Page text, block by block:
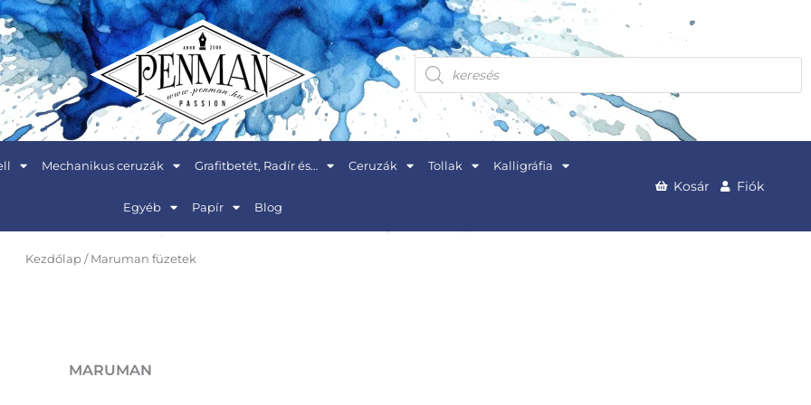
Products
search
Mechanikus ceruzák Grafitbetét, Radír és… Ceruzák Tollak Kalligráfia
Egyéb Papír Blog
Kosár Fiók
Kezdőlap/ Maruman füzetek
MARUMAN